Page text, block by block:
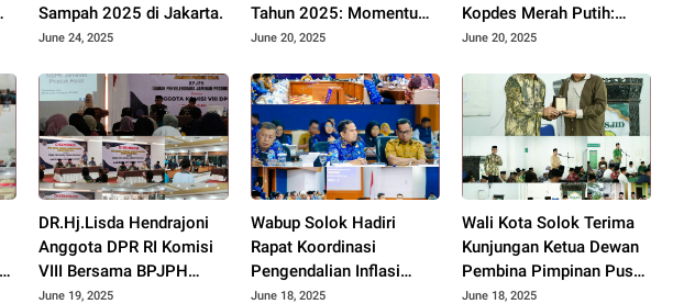
Sampah 2025 di Jakarta.
June 24, 2025
Tahun 2025: Momentum
Konsolidasi dan
Baru.
June 20, 2025
Kopdes Merah Putih:
Dorong Produksi Pupuk
Kesejahteraan Petani
2025.
June 20, 2025
DR.Hj.Lisda Hendrajoni
Anggota DPR RI Komisi
VIII Bersama BPJPH
Kakanwil Sumbar Gelar
June 19, 2025
Wabup Solok Hadiri
Rapat Koordinasi
Pengendalian Inflasi
Daerah Tengah Provinsi
June 18, 2025
Wali Kota Solok Terima
Kunjungan Ketua Dewan
Pembina Pimpinan Pusat
Muhammadiyah Tahun
June 18, 2025